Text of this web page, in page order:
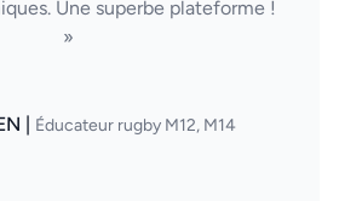
Une superbe plateforme !
»
| Éducateur rugby M12, M14